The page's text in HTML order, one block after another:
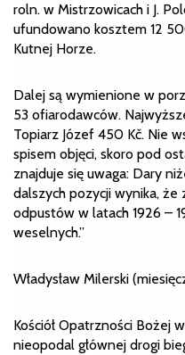
roln. w Mistrzowicach i J.
ufundowano kosztem 12
Kutnej Horze.
Dalej są wymienione w
53 ofiarodawców.
Topiarz Józef 450 Kč. Nie
spisem objęci, skoro pod
znajduje się uwaga: Dary
dalszych pozycji wynika,
odpustów w latach 1926 –
weselnych.”
Władysław Milerski
Kościół Opatrzności Bożej
nieopodal głównej drogi